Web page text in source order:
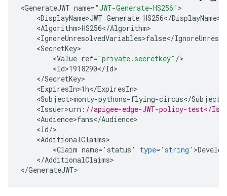
<GenerateJWT name="JWT-Generate-HS256"
<DisplayName>JWT Generate HS256</DisplayName
<Algorithm>HS256</Algorithm
<IgnoreUnresolvedVariables>false</
<SecretKey
<Value ref="private.secretkey" /
<Id>1918290</Id
</SecretKey
<ExpiresIn>1h</ExpiresIn
<Subject>monty-pythons-flying-circus</Subject
<Issuer>urn : //apigee-edge-JWT-policy-test</
<Audience>fans</Audience
<Id/
<AdditionalClaims
<Claim name= ' status ' type= ' string ' >
</AdditionalClaims>
</GenerateJWT